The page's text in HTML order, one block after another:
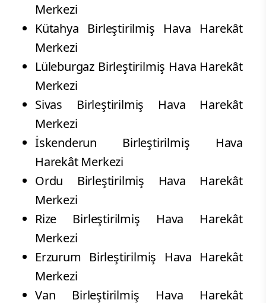
Merkezi
Kütahya Birleştirilmiş Hava Harekât
Merkezi
Lüleburgaz Birleştirilmiş Hava Harekât
Merkezi
Sivas Birleştirilmiş Hava Harekât
Merkezi
İskenderun Birleştirilmiş Hava
Harekât Merkezi
Ordu Birleştirilmiş Hava Harekât
Merkezi
Rize Birleştirilmiş Hava Harekât
Merkezi
Erzurum Birleştirilmiş Hava Harekât
Merkezi
Van Birleştirilmiş Hava Harekât